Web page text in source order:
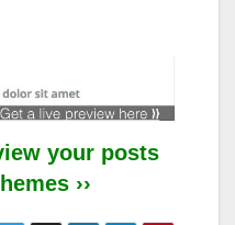
your posts
››